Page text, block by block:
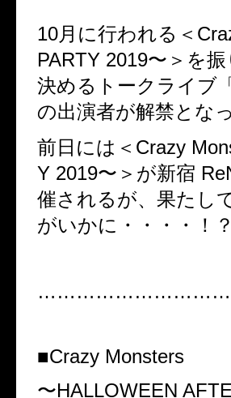
10月に行われる＜
PARTY 2019〜＞を
決めるトークライブ
の出演者が解禁とな
前日には＜Crazy
Y 2019〜＞が新宿
催されるが、果たし
がいかに・・・・！？
■Crazy Monsters
〜HALLOWEEN